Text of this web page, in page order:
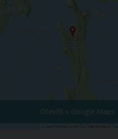
Otevřít v Google Maps